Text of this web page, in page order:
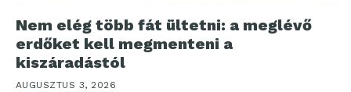
Nem elég több fát ültetni: a meglévő
erdőket kell megmenteni a
kiszáradástól
AUGUSZTUS 3, 2026